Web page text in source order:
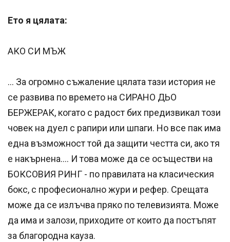
Ето я цялата:
АКО СИ МЪЖ
… За огромно съжаление цялата тази история не
се развива по времето на СИРАНО ДЬО
БЕРЖЕРАК, когато с радост бих предизвикал този
човек на дуел с рапири или шпаги. Но все пак има
една възможност той да защити честта си, ако тя
е накърнена…. И това може да се осъществи на
БОКСОВИЯ РИНГ - по правилата на класическия
бокс, с професионално жури и рефер. Срещата
може да се излъчва пряко по телевизията. Може
да има и залози, приходите от които да постъпят
за благородна кауза.